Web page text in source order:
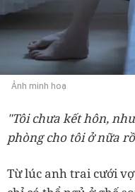
Ảnh minh hoạ
"Tôi chưa kết hôn,
phòng cho tôi ở nữa
Từ lúc anh trai cưới